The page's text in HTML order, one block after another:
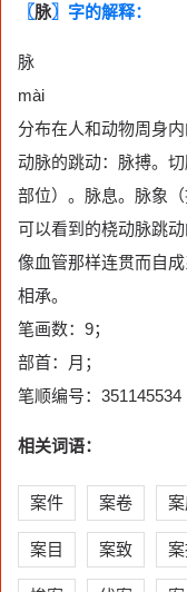
〖脉〗字的解释：
脉
mài
分布在人和动物周身
动脉的跳动：脉搏。
部位）。脉息。脉象
可以看到的桡动脉跳动
像血管那样连贯而自
相承。
笔画数：9；
部首：月；
笔顺编号：351145534
相关词语：
案件 案卷
案目 案致